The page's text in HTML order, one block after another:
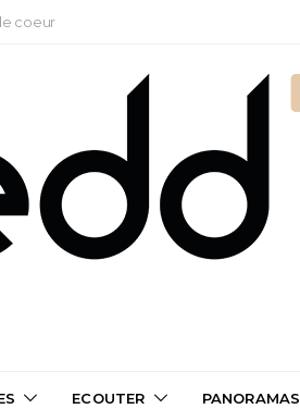
coeur
ECOUTER PANORAMAS